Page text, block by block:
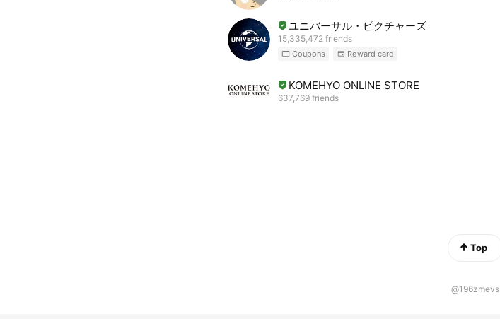
ユニバーサル・ピクチャーズ
15,335,472 friends
Coupons Reward card
KOMEHYO ONLINE STORE
637,769 friends
Top
@196zmevs